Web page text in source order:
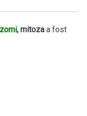
mitoza a fost